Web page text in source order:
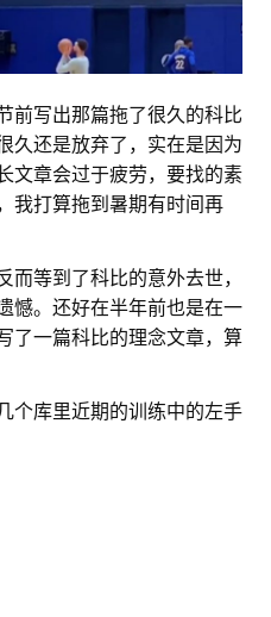
前写出那篇拖了很久的科比
久还是放弃了，实在是因为
文章会过于疲劳，要找的素
我打算拖到暑期有时间再
等到了科比的意外去世，
憾。还好在半年前也是在一
了一篇科比的理念文章，算
个库里近期的训练中的左手